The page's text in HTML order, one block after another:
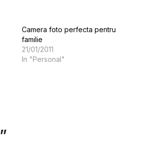
Camera foto perfecta pentru
familie
21/01/2011
In "Personal"
”